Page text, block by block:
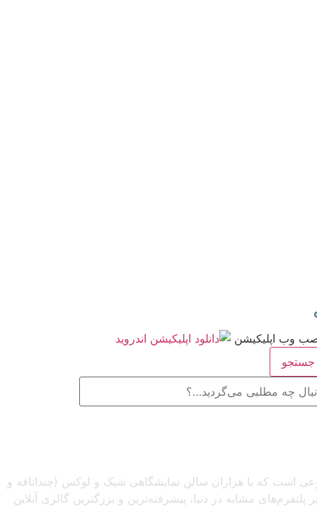
است که با هزاران سالن نمایشگاهی شیک و لوکس (چنداتاقه و
مشابه در دنیا، پیشرفته‌ترین و بزرگترین گالری آنلاین